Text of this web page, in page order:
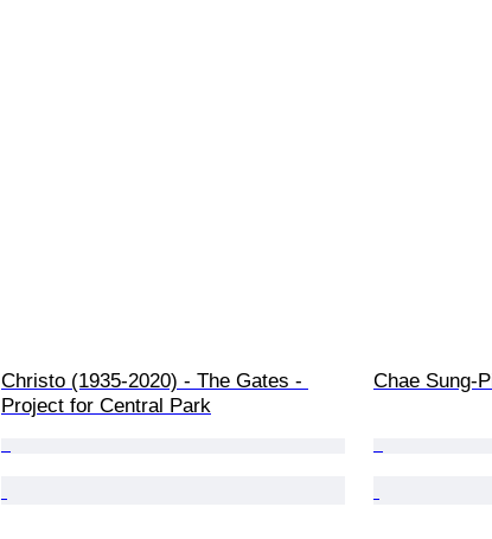
Christo (1935-2020) - The Gates -
Project for Central Park
Chae Sung-